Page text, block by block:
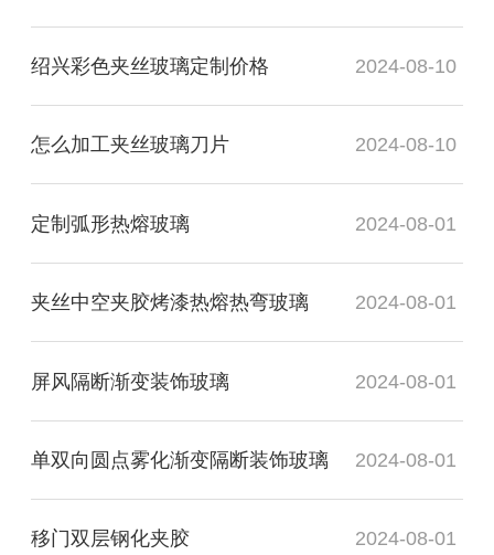
绍兴彩色夹丝玻璃定制价格 2024-08-10
怎么加工夹丝玻璃刀片 2024-08-10
定制弧形热熔玻璃 2024-08-01
夹丝中空夹胶烤漆热熔热弯玻璃 2024-08-01
屏风隔断渐变装饰玻璃 2024-08-01
单双向圆点雾化渐变隔断装饰玻璃 2024-08-01
移门双层钢化夹胶 2024-08-01